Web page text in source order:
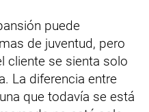
puede
de juventud, pero
cliente se sienta solo
La diferencia entre
que todavía se está